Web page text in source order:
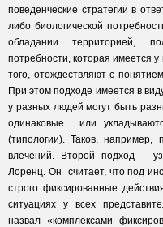
поведенческие стратегии в
либо биологической
обладании территорией,
потребности, которая имеется
того, отождествляют с
При этом подходе имеется в
у разных людей могут быть
одинаковые или
(типологии). Таков, например,
влечений. Второй подход –
Лоренц. Он считает, что под
строго фиксированные
ситуациях у всех
назвал «комплексами